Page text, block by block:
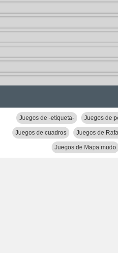
Juegos de -etiqueta- Juegos de
Juegos de cuadros Juegos de
Juegos de Mapa mudo